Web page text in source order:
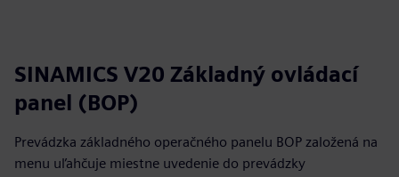
SINAMICS V20 Základný ovládací
panel (BOP)
Prevádzka základného operačného panelu BOP založená na
menu uľahčuje miestne uvedenie do prevádzky